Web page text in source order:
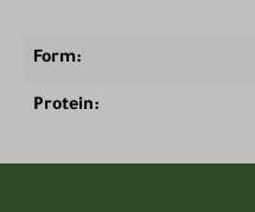
Form:
Protein: